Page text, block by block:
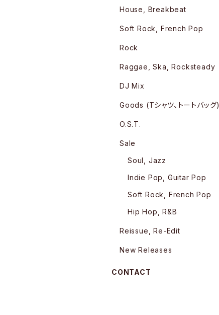
House, Breakbeat
Soft Rock, French Pop
Rock
Raggae, Ska, Rocksteady
DJ Mix
Goods (Tシャツ、トートバッグ)
O.S.T.
Sale
Soul, Jazz
Indie Pop, Guitar Pop
Soft Rock, French Pop
Hip Hop, R&B
Reissue, Re-Edit
New Releases
CONTACT